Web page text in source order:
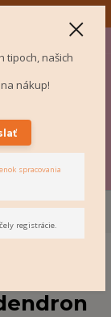
balenia ✨
a
tipoch, našich
nákup!
spracovania
registrácie.